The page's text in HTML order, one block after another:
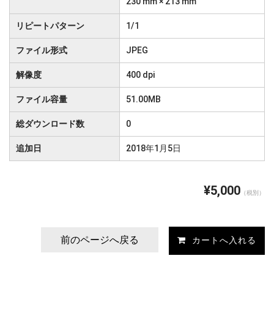
リピートパターン 1/1
ファイル形式 JPEG
解像度 400 dpi
ファイル容量 51.00MB
総ダウンロード数 0
追加日 2018年1月5日
¥5,000 （税別）
前のページへ戻る